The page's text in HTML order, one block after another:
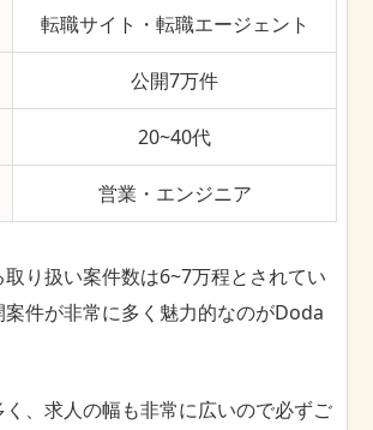
転職サイト・転職エージェント
公開7万件
20~40代
営業・エンジニア
り扱い案件数は6~7万程とされてい
案件が非常に多く魅力的なのがDoda
、求人の幅も非常に広いので必ずご